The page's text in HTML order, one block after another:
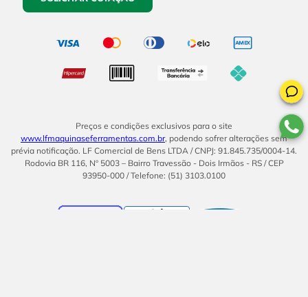
Preços e condições exclusivos para o site
www.lfmaquinaseferramentas.com.br, podendo sofrer alterações sem
prévia notificação. LF Comercial de Bens LTDA / CNPJ: 91.845.735/0004-14.
Rodovia BR 116, Nº 5003 – Bairro Travessão - Dois Irmãos - RS / CEP
93950-000 / Telefone: (51) 3103.0100